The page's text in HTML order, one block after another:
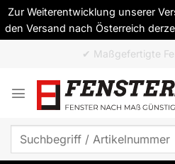
Zur Weiterentwicklung unserer
den Versand nach Österreich
springen
✔ ab 10 Elementen
Suchen